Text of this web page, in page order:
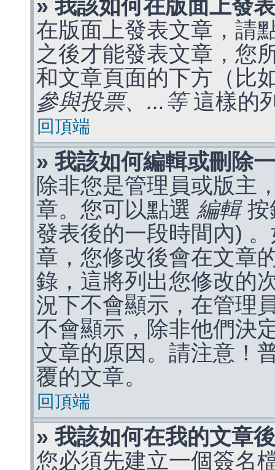
» 我該如何在版面上發
在版面上發表文章，請
之後才能發表文章，您
和文章頁面的下方（比
參與投票、...等這樣的
回頂端
» 我該如何編輯或刪除
除非您是管理員或版主
章。您可以點選 編輯按
發表後的一段時間內)
章，您修改後會在文章
錄，這將列出您修改的
況下不會顯示，在管理
不會顯示，除非他們決
文章的原因。請注意！
覆的文章。
回頂端
» 我該如何在我的文章
您必須先建立一個簽名